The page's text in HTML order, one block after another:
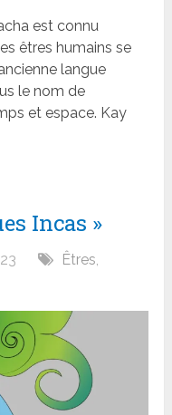
est connu
êtres humains se
langue
le nom de
et espace. Kay
Incas »
Êtres,